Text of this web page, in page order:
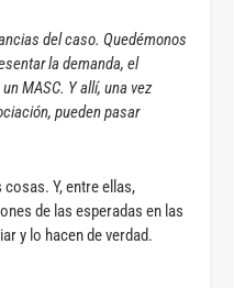
del caso. Quedémonos
la demanda, el
MASC. Y allí, una vez
pueden pasar
Y, entre ellas,
de las esperadas en las
y lo hacen de verdad.